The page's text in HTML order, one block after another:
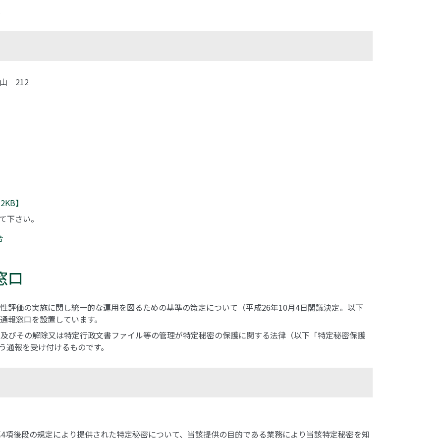
山 212
】
さい。
口
評価の実施に関し統一的な運用を図るための基準の策定について（平成26年10月4日閣議決定。以下
報窓口を設置しています。
びその解除又は特定行政文書ファイル等の管理が特定秘密の保護に関する法律（以下「特定秘密保護
報を受け付けるものです。
後段の規定により提供された特定秘密について、当該提供の目的である業務により当該特定秘密を知